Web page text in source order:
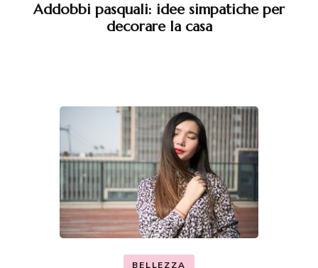
Addobbi pasquali: idee simpatiche per
decorare la casa
BELLEZZA